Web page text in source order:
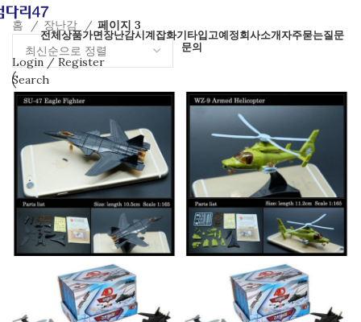
전체상품가면장난감시계잡화기타입고예정회사소개자주묻는질문
문의
Login / Register
Search
Wishlist
Menu
items ₩0
홈 장난감 페이지 3